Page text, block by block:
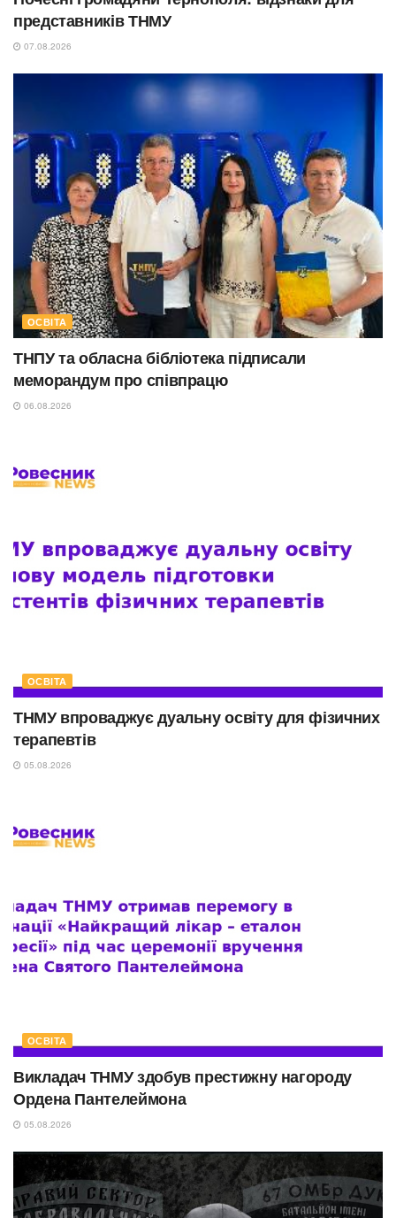
представників ТНМУ
07.08.2026
ОСВІТА
ТНПУ та обласна бібліотека підписали
меморандум про співпрацю
06.08.2026
ОСВІТА
ТНМУ впроваджує дуальну освіту для фізичних
терапевтів
05.08.2026
ОСВІТА
Викладач ТНМУ здобув престижну нагороду
Ордена Пантелеймона
05.08.2026